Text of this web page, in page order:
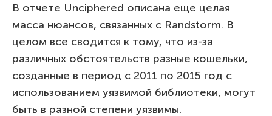
В отчете Unciphered описана еще целая
масса нюансов, связанных с Randstorm. В
целом все сводится к тому, что из-за
различных обстоятельств разные кошельки,
созданные в период с 2011 по 2015 год с
использованием уязвимой библиотеки, могут
быть в разной степени уязвимы.